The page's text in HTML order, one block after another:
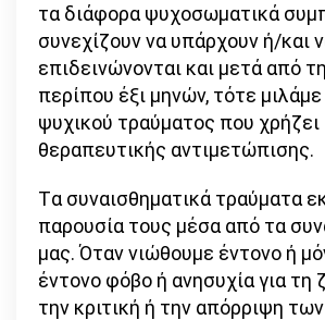
τα διάφορα ψυχοσωματικά
συνεχίζουν να υπάρχουν ή/και
επιδεινώνονται και μετά από
περίπου έξι μηνών, τότε
ψυχικού τραύματος που χρήζει
θεραπευτικής αντιμετώπισης.
Tα συναισθηματικά τραύματα
παρουσία τους μέσα από τα
μας. Όταν νιώθουμε έντονο ή
έντονο φόβο ή ανησυχία για τη
την κριτική ή την απόρριψη